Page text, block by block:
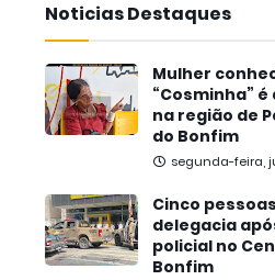
Noticias Destaques
Mulher
“Cosminha”
na região de
do Bonfim
segunda-feira,
Cinco
delegacia
policial no
Bonfim